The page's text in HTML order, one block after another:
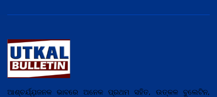
ଆଶ୍ଚର୍ଯ୍ଯ଼ଜନକ ଭାବରେ ଅନେକ ପ୍ରଥମ ସହିତ, ଉତ୍କଳ ବୁଲେଟିନ,